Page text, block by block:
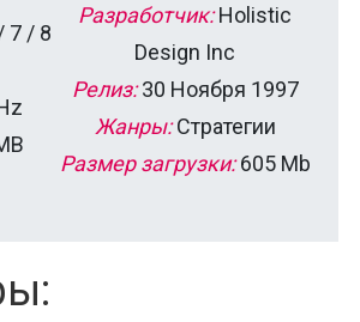
7 / 8
Разработчик:Holistic
Design Inc
Релиз:30 Ноября 1997
Жанры:Стратегии
Размер загрузки:605 Mb